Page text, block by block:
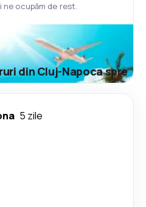
ne ocupăm de rest.
din Cluj-Napoca spre
5 zile